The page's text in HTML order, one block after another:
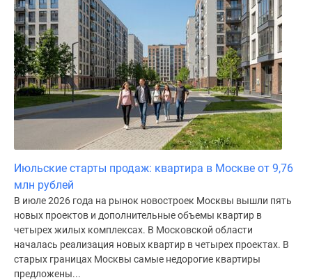
Июльские старты продаж: квартира в Москве от 9,76
млн рублей
В июле 2026 года на рынок новостроек Москвы вышли пять
новых проектов и дополнительные объемы квартир в
четырех жилых комплексах. В Московской области
началась реализация новых квартир в четырех проектах. В
старых границах Москвы самые недорогие квартиры
предложены...